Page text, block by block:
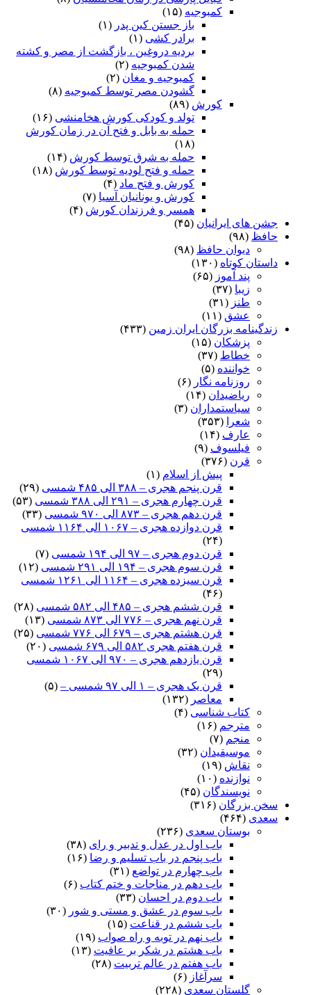
کمبوجیه (۱۵)
باز جستن کین پدر (۱)
برادر کشی (۱)
بردیه دروغین ، بازگشت از مصر و کشته
شدن کمبوجیه (۲)
کمبوجیه و مغان (۲)
گشودن مصر توسط کمبوجیه (۸)
کورش (۸۹)
تولد و کودکی کورش هخامنشی (۱۶)
حمله به بابل و فتح آن در زمان کورش
(۱۸)
حمله به شرق توسط کورش (۱۴)
حمله و فتح لودیه توسط کورش (۱۸)
کورش و فتح ماد (۴)
کورش و یونانیان آسیا (۷)
همسر و فرزندان کورش (۴)
جشن های ایرانیان (۴۵)
حافظ (۹۸)
دیوان حافظ (۹۸)
داستان کوتاه (۱۳۰)
پند آموز (۶۵)
زیبا (۳۷)
طنز (۳۱)
عشق (۱۱)
زندگینامه بزرگان ایران زمین (۴۳۳)
پزشکان (۱۵)
خطاط (۳۷)
خواننده (۵)
روزنامه نگار (۶)
ریاضیدان (۱۴)
سیاستمداران (۳)
شعرا
(۳۵۳)
عارف (۱۴)
فیلسوف (۹)
قرن (۳۷۶)
پیش از اسلام (۱)
قرن پنجم هجری – ۳۸۸ الی ۴۸۵ شمسی
(۲۹)
قرن چهارم هجری – ۲۹۱ الی ۳۸۸ شمسی
(۵۳)
قرن دهم هجری – ۸۷۳ الی ۹۷۰ شمسی
(۳۳)
قرن دوازده هجری – ۱۰۶۷ الی ۱۱۶۴ شمسی
(۲۴)
قرن دوم هجری – ۹۷ الی ۱۹۴ شمسی
(۷)
قرن سوم هجری – ۱۹۴ الی ۲۹۱ شمسی
(۱۲)
قرن سیزده هجری – ۱۱۶۴ الی ۱۲۶۱ شمسی
(۴۶)
قرن ششم هجری – ۴۸۵ الی ۵۸۲ شمسی
(۲۸)
قرن نهم هجری – ۷۷۶ الی ۸۷۳ شمسی
(۱۳)
قرن هشتم هجری – ۶۷۹ الی ۷۷۶ شمسی
(۲۵)
قرن هفتم هجری ۵۸۲ الی ۶۷۹ شمسی
(۲۰)
قرن یازدهم هجری – ۹۷۰ الی ۱۰۶۷ شمسی
(۲۹)
قرن یک هجری – ۱ الی ۹۷ شمسی –
(۵)
معاصر (۱۳۲)
کتاب شناسی (۴)
مترجم (۱۶)
منجم (۷)
موسیقیدان (۳۲)
نقاش (۱۹)
نوازنده (۱۰)
نویسندگان (۴۵)
سخن بزرگان (۳۱۶)
سعدی (۴۶۴)
بوستان سعدی (۲۳۶)
باب اول در عدل و تدبیر و رای (۳۸)
باب پنجم در باب تسلیم و رضا (۱۶)
باب چهارم در تواضع (۳۱)
باب دهم در مناجات و ختم کتاب (۶)
باب دوم در احسان (۳۳)
باب سوم در عشق و مستی و شور (۳۰)
باب ششم در قناعت (۱۵)
باب نهم در توبه و راه صواب (۱۹)
باب هشتم در شکر بر عافیت (۱۳)
باب هفتم در عالم تربیت (۲۸)
سرآغاز (۶)
گلستان سعدی (۲۲۸)